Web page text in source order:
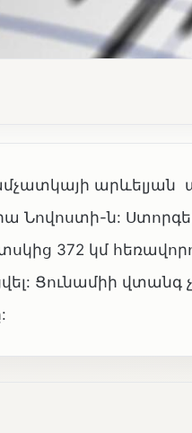
արևելյան
Նովոստի-ն:
372 կմ
Ցունամիի